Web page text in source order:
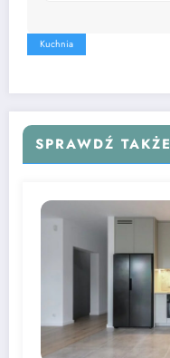
Kuchnia
SPRAWDŹ TAKŻE